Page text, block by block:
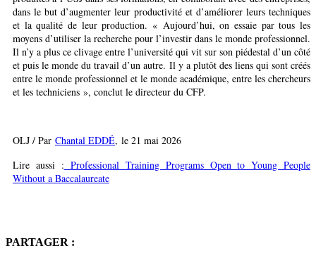
dans le but d’augmenter leur productivité et d’améliorer leurs techniques
et la qualité de leur production. « Aujourd’hui, on essaie par tous les
moyens d’utiliser la recherche pour l’investir dans le monde professionnel.
Il n’y a plus ce clivage entre l’université qui vit sur son piédestal d’un côté
et puis le monde du travail d’un autre. Il y a plutôt des liens qui sont créés
entre le monde professionnel et le monde académique, entre les chercheurs
et les techniciens », conclut le directeur du CFP.
OLJ / Par Chantal EDDÉ, le 21 mai 2026
Lire aussi : Professional Training Programs Open to Young People
Without a Baccalaureate
PARTAGER :